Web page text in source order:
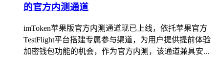
的官方内测通道
imToken苹果版官方内测通道现已上线，依托苹果官方
TestFlight平台搭建专属参与渠道，为用户提供提前体验
加密钱包功能的机会，作为官方内测，该通道兼具安...